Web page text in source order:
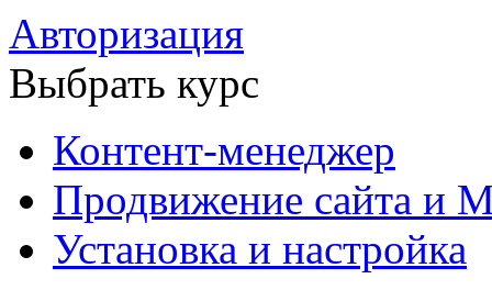
Авторизация
Выбрать курс
Контент-менеджер
Продвижение сайта и
Установка и настройка